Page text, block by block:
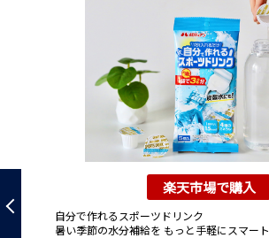
楽天市場で購入
自分で作れるスポーツドリンク
暑い季節の水分補給を もっと手軽にスマートに